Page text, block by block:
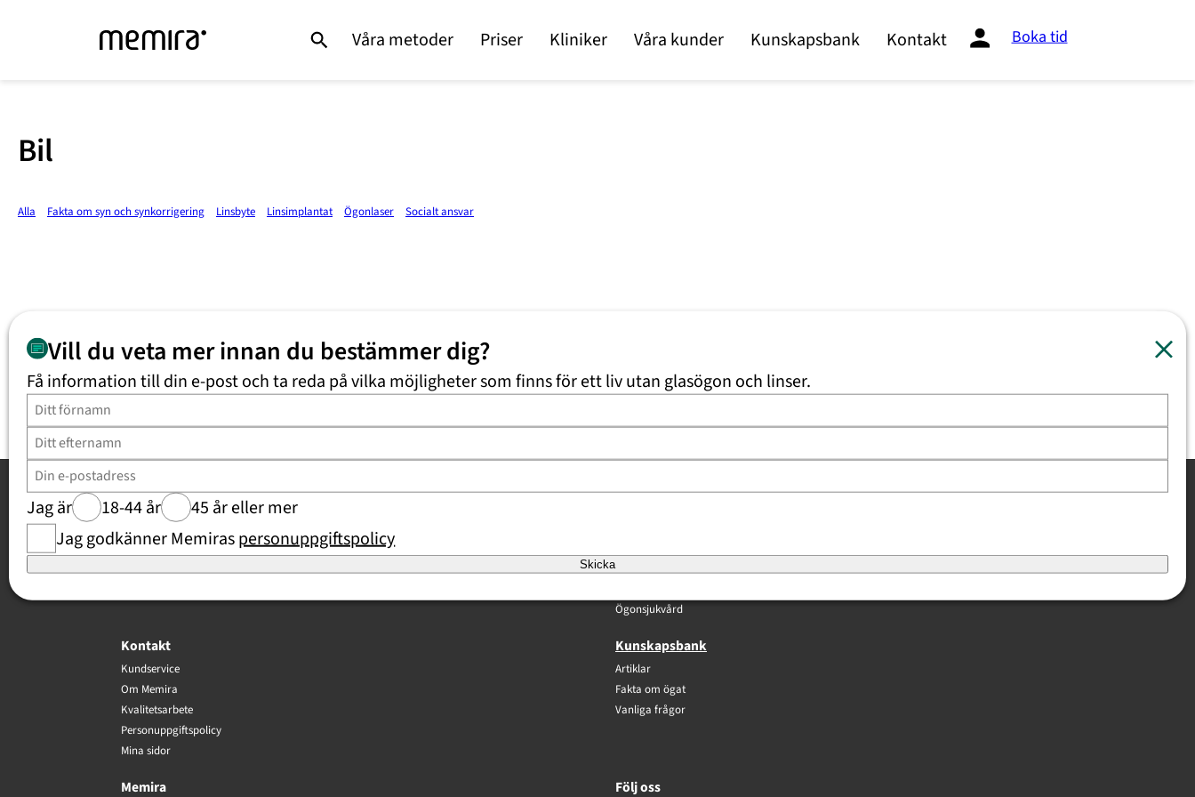
Våra metoder Priser Kliniker Våra kunder Kunskapsbank Kontakt Boka tid
Bil
Alla Fakta om syn och synkorrigering Linsbyte Linsimplantat Ögonlaser Socialt ansvar
Kundomdömen
Trustpilot
Linsimplantat (ICL)
Ögonsjukvård
Kontakt
Kundservice
Om Memira
Kvalitetsarbete
Personuppgiftspolicy
Mina sidor
Kunskapsbank
Artiklar
Fakta om ögat
Vanliga frågor
Memira Följ oss
Vill du veta mer innan du bestämmer dig?
Få information till din e-post och ta reda på vilka möjligheter som finns för ett liv utan glasögon och linser.
Jag är 18-44 år
45 år eller mer
Jag godkänner Memiraspersonuppgiftspolicy
Skicka